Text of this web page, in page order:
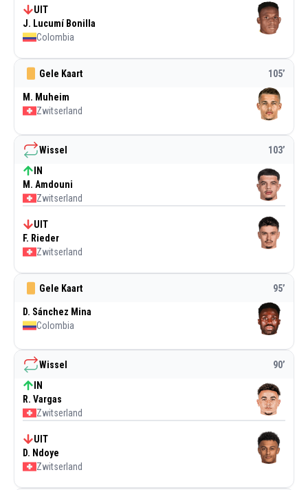
Wissel 90’
IN
R. Vargas
Zwitserland
UIT
D. Ndoye
Zwitserland
Gele Kaart 95’
D. Sánchez Mina
Colombia
Wissel 103’
IN
M. Amdouni
Zwitserland
UIT
F. Rieder
Zwitserland
Gele Kaart 105’
M. Muheim
Zwitserland
UIT
J. Lucumí Bonilla
Colombia